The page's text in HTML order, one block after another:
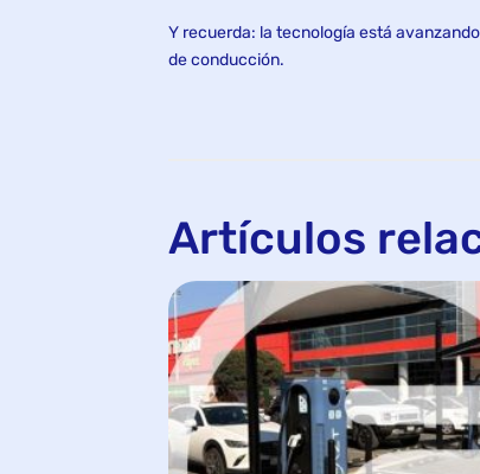
Y recuerda: la tecnología está
de conducción.
Artículos